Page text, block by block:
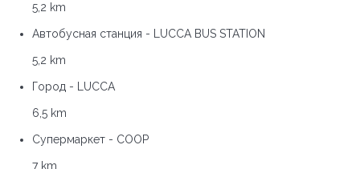
5,2 km
Автобусная станция - LUCCA BUS STATION
5,2 km
Город - LUCCA
6,5 km
Супермаркет - COOP
7 km